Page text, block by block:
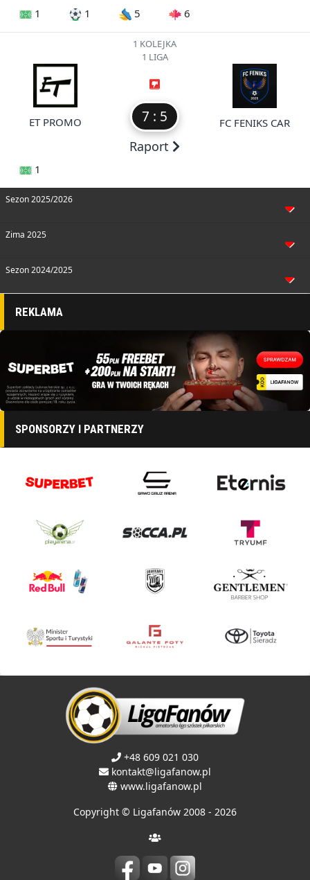
1 1 5 6
ET PROMO
1 KOLEJKA
1 LIGA
7 : 5
Raport
FC FENIKS CAR
1
Sezon 2025/2026
Zima 2025
Sezon 2024/2025
REKLAMA
SPONSORZY I PARTNERZY
+48 609 021 030
kontakt@ligafanow.pl
www.ligafanow.pl
Copyright © Ligafanów 2008 - 2026